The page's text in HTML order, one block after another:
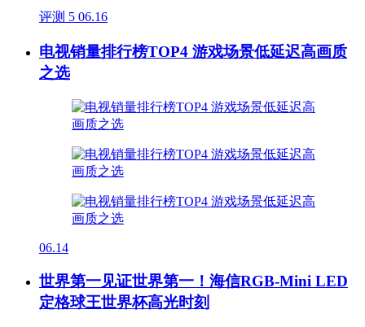
评测 5 06.16
电视销量排行榜TOP4 游戏场景低延迟高画质
之选
06.14
世界第一见证世界第一！海信RGB-Mini LED
定格球王世界杯高光时刻